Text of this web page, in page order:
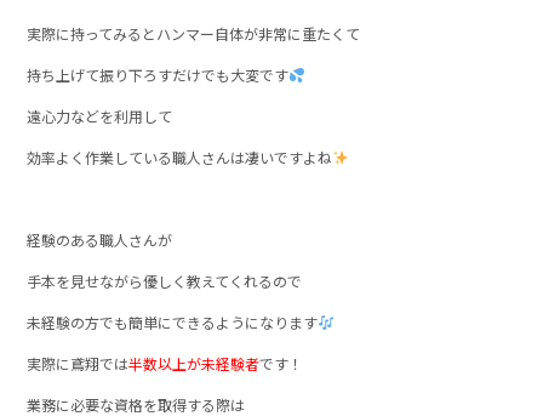
実際に持ってみるとハンマー自体が非常に重たくて
持ち上げて振り下ろすだけでも大変です
遠心力などを利用して
効率よく作業している職人さんは凄いですよね
経験のある職人さんが
手本を見せながら優しく教えてくれるので
未経験の方でも簡単にできるようになります
実際に鳶翔では半数以上が未経験者です！
業務に必要な資格を取得する際は